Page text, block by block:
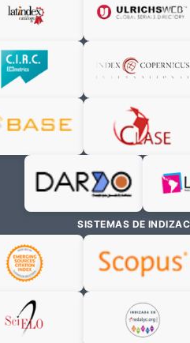
SISTEMAS DE